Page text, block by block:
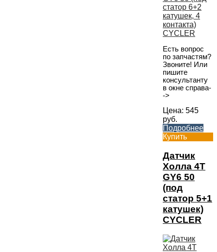
Есть вопрос
по запчастям?
Звоните! Или
пишите
консультанту
в окне справа-
->
Цена: 545
руб.
Подробнее
Купить
Датчик
Холла 4T
GY6 50
(под
статор 5+1
катушек)
CYCLER